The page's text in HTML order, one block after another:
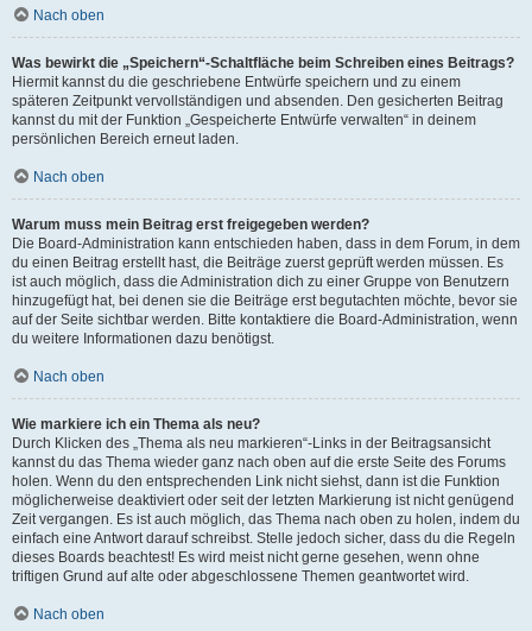
Nach oben
Was bewirkt die „Speichern“-Schaltfläche beim Schreiben eines Beitrags?
Hiermit kannst du die geschriebene Entwürfe speichern und zu einem
späteren Zeitpunkt vervollständigen und absenden. Den gesicherten Beitrag
kannst du mit der Funktion „Gespeicherte Entwürfe verwalten“ in deinem
persönlichen Bereich erneut laden.
Nach oben
Warum muss mein Beitrag erst freigegeben werden?
Die Board-Administration kann entschieden haben, dass in dem Forum, in dem
du einen Beitrag erstellt hast, die Beiträge zuerst geprüft werden müssen. Es
ist auch möglich, dass die Administration dich zu einer Gruppe von Benutzern
hinzugefügt hat, bei denen sie die Beiträge erst begutachten möchte, bevor sie
auf der Seite sichtbar werden. Bitte kontaktiere die Board-Administration, wenn
du weitere Informationen dazu benötigst.
Nach oben
Wie markiere ich ein Thema als neu?
Durch Klicken des „Thema als neu markieren“-Links in der Beitragsansicht
kannst du das Thema wieder ganz nach oben auf die erste Seite des Forums
holen. Wenn du den entsprechenden Link nicht siehst, dann ist die Funktion
möglicherweise deaktiviert oder seit der letzten Markierung ist nicht genügend
Zeit vergangen. Es ist auch möglich, das Thema nach oben zu holen, indem du
einfach eine Antwort darauf schreibst. Stelle jedoch sicher, dass du die Regeln
dieses Boards beachtest! Es wird meist nicht gerne gesehen, wenn ohne
triftigen Grund auf alte oder abgeschlossene Themen geantwortet wird.
Nach oben